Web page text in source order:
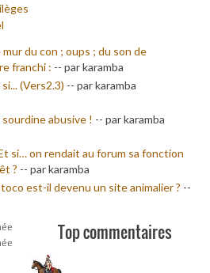
mur du con ; oups ; du son de
franchi : -- par karamba
(Vers2.3) -- par karamba
sourdine abusive ! -- par karamba
si… on rendait au forum sa fonction
? -- par karamba
est-il devenu un site animalier ? --
Top commentaires